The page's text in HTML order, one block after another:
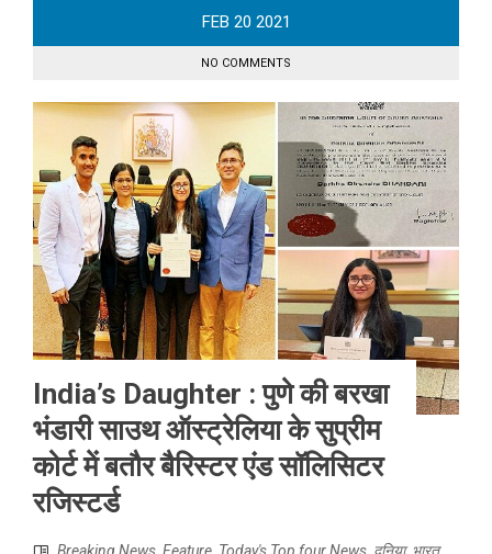
FEB 20 2021
NO COMMENTS
India’s Daughter : पुणे की बरखा
भंडारी साउथ ऑस्ट्रेलिया के सुप्रीम
कोर्ट में बतौर बैरिस्टर एंड सॉलिसिटर
रजिस्टर्ड